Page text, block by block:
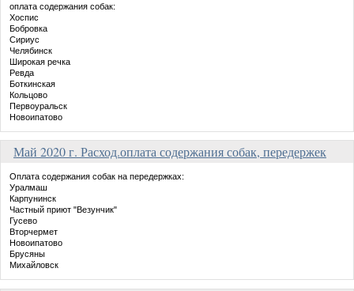
оплата содержания собак:
Хоспис
Бобровка
Сириус
Челябинск
Широкая речка
Ревда
Боткинская
Кольцово
Первоуральск
Новоипатово
Май 2020 г. Расход.оплата содержания собак, передержек
Оплата содержания собак на передержках:
Уралмаш
Карпунинск
Частный приют "Везунчик"
Гусево
Вторчермет
Новоипатово
Брусяны
Михайловск